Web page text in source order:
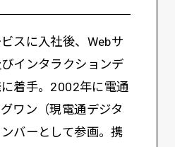
スに入社後、Webサ
インタラクションデ
着手。2002年に電通
ワン（現電通デジタ
バーとして参画。携